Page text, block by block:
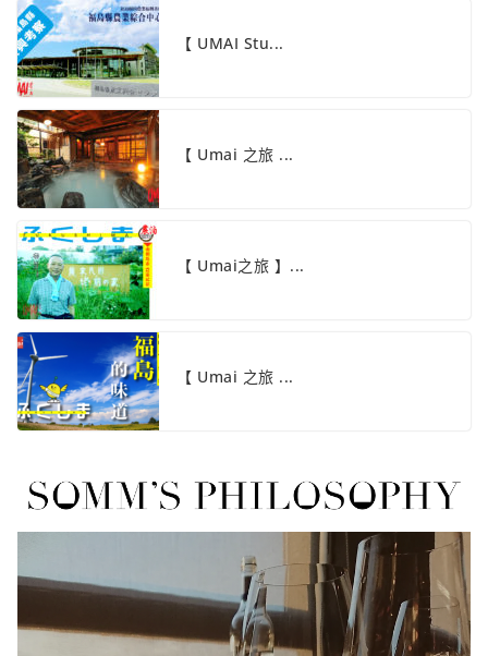
【 UMAI Stu...
【 Umai 之旅 ...
【 Umai之旅 】...
【 Umai 之旅 ...